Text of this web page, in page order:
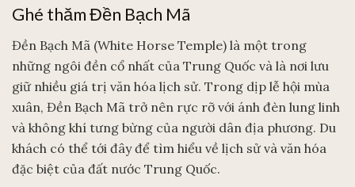
Ghé thăm Đền Bạch Mã
Đền Bạch Mã (White Horse Temple) là một trong
những ngôi đền cổ nhất của Trung Quốc và là nơi lưu
giữ nhiều giá trị văn hóa lịch sử. Trong dịp lễ hội mùa
xuân, Đền Bạch Mã trở nên rực rỡ với ánh đèn lung linh
và không khí tưng bừng của người dân địa phương. Du
khách có thể tới đây để tìm hiểu về lịch sử và văn hóa
đặc biệt của đất nước Trung Quốc.